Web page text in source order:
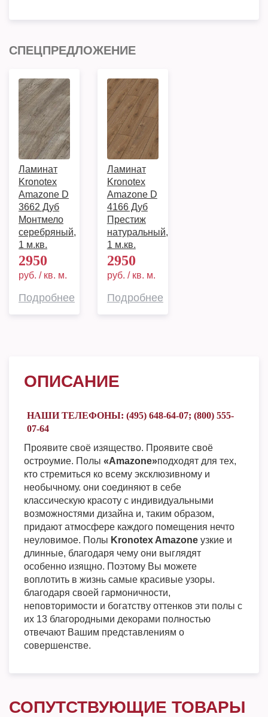
СПЕЦПРЕДЛОЖЕНИЕ
Ламинат
Kronotex
Amazone D
3662 Дуб
Монтмело
серебряный,
1 м.кв.
2950
руб. / кв. м.
Подробнее
Ламинат
Kronotex
Amazone D
4166 Дуб
Престиж
натуральный,
1 м.кв.
2950
руб. / кв. м.
Подробнее
ОПИСАНИЕ
НАШИ ТЕЛЕФОНЫ: (495) 648-64-07; (800) 555-
07-64
Проявите своё изящество. Проявите своё
остроумие. Полы «Amazone»подходят для тех,
кто стремиться ко всему эксклюзивному и
необычному. они соединяют в себе
классическую красоту с индивидуальными
возможностями дизайна и, таким образом,
придают атмосфере каждого помещения нечто
неуловимое. Полы Kronotex Amazone узкие и
длинные, благодаря чему они выглядят
особенно изящно. Поэтому Вы можете
воплотить в жизнь самые красивые узоры.
благодаря своей гармоничности,
неповторимости и богатству оттенков эти полы с
их 13 благородными декорами полностью
отвечают Вашим представлениям о
совершенстве.
СОПУТСТВУЮЩИЕ ТОВАРЫ